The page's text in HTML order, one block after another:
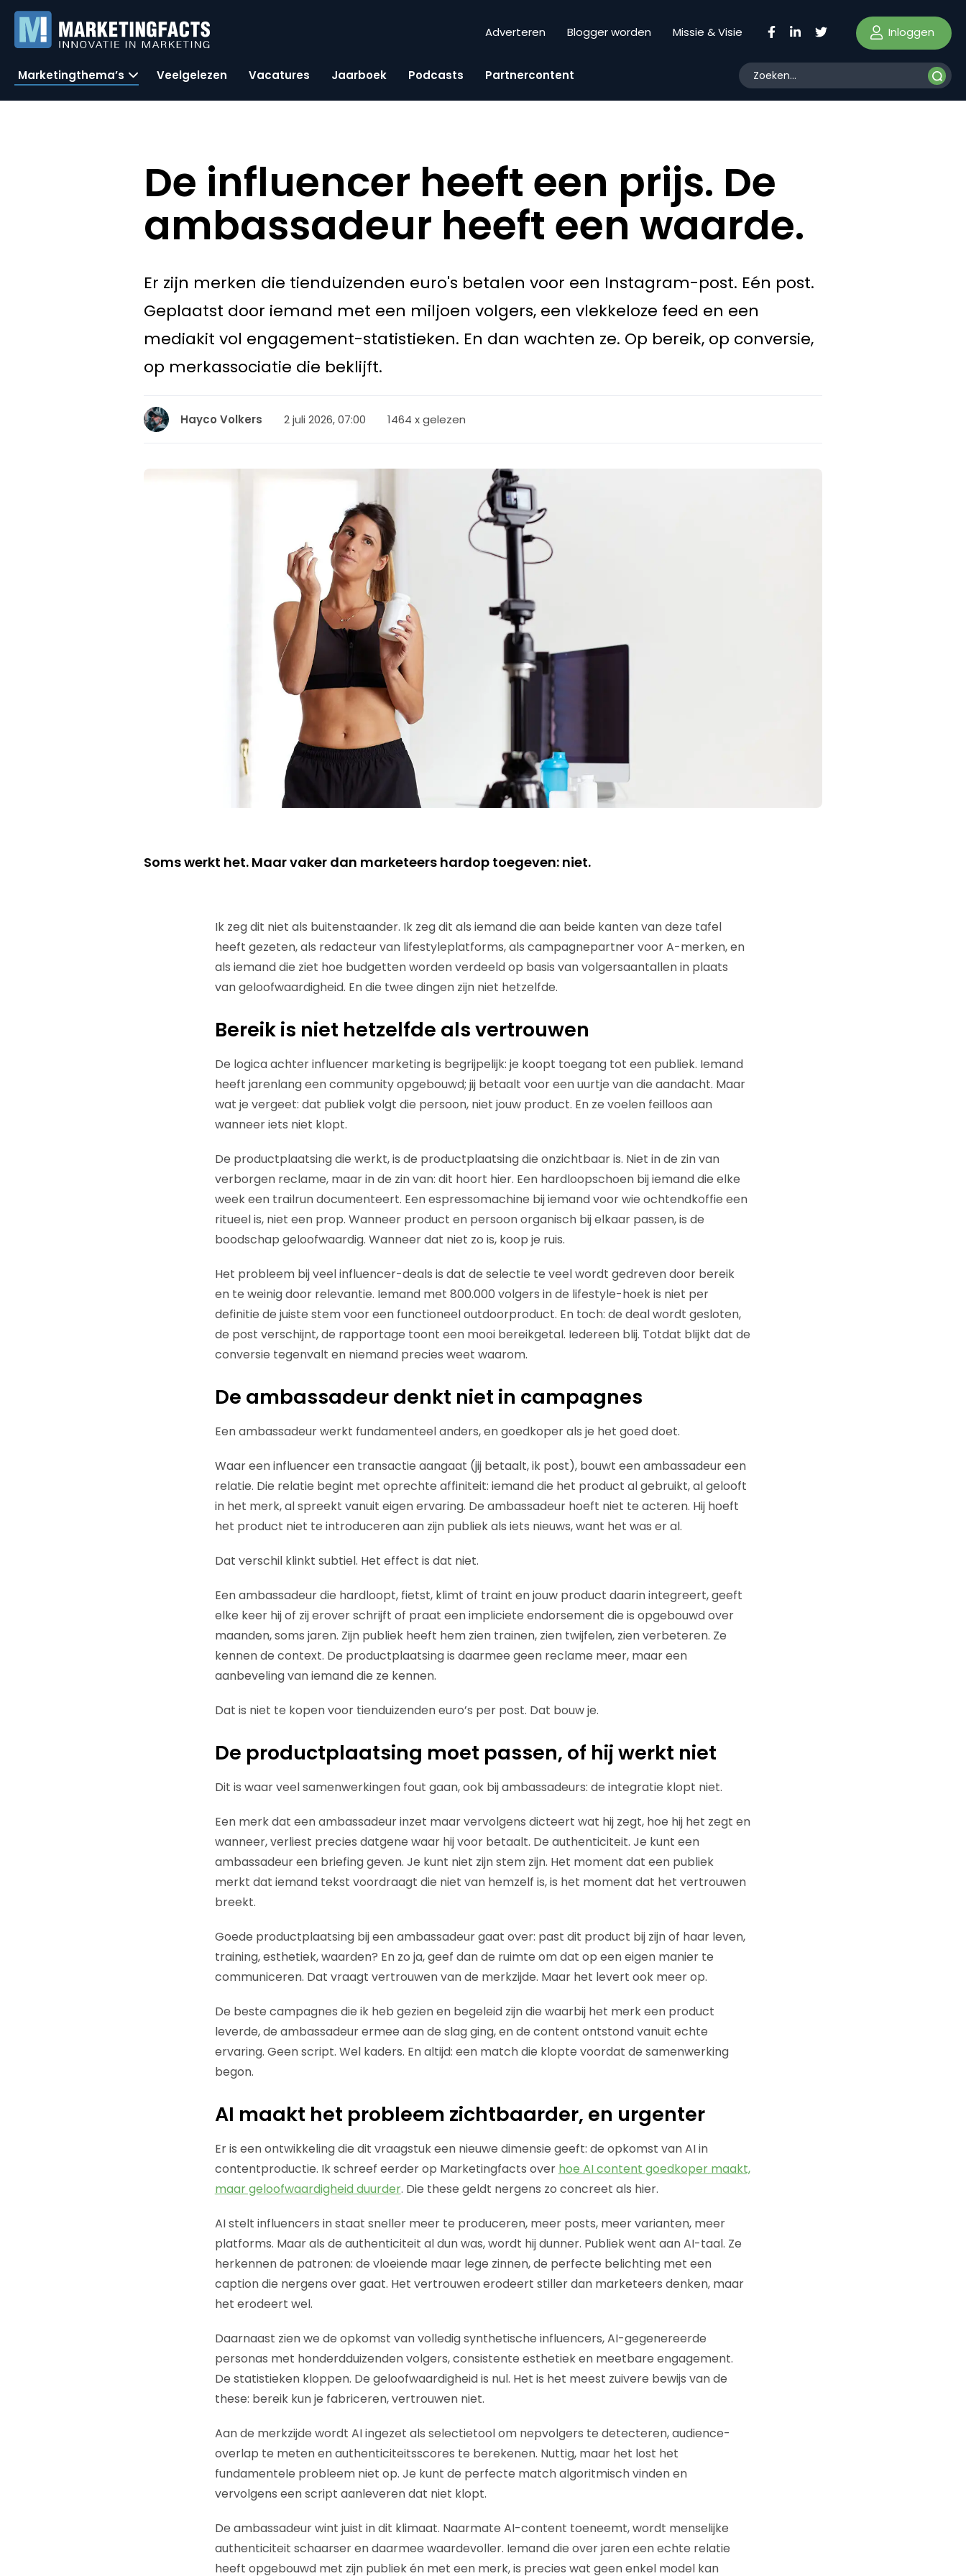
Adverteren Blogger worden Missie & Visie Inloggen
Marketingthema’s Veelgelezen Vacatures Jaarboek Podcasts Partnercontent
De influencer heeft een prijs. De
ambassadeur heeft een waarde.
Er zijn merken die tienduizenden euro's betalen voor een Instagram-post. Eén post.
Geplaatst door iemand met een miljoen volgers, een vlekkeloze feed en een
mediakit vol engagement-statistieken. En dan wachten ze. Op bereik, op conversie,
op merkassociatie die beklijft.
Hayco Volkers 2 juli 2026, 07:00 1464 x gelezen
Soms werkt het. Maar vaker dan marketeers hardop toegeven: niet.
Ik zeg dit niet als buitenstaander. Ik zeg dit als iemand die aan beide kanten van deze tafel
heeft gezeten, als redacteur van lifestyleplatforms, als campagnepartner voor A-merken, en
als iemand die ziet hoe budgetten worden verdeeld op basis van volgersaantallen in plaats
van geloofwaardigheid. En die twee dingen zijn niet hetzelfde.
Bereik is niet hetzelfde als vertrouwen
De logica achter influencer marketing is begrijpelijk: je koopt toegang tot een publiek. Iemand
heeft jarenlang een community opgebouwd; jij betaalt voor een uurtje van die aandacht. Maar
wat je vergeet: dat publiek volgt die persoon, niet jouw product. En ze voelen feilloos aan
wanneer iets niet klopt.
De productplaatsing die werkt, is de productplaatsing die onzichtbaar is. Niet in de zin van
verborgen reclame, maar in de zin van: dit hoort hier. Een hardloopschoen bij iemand die elke
week een trailrun documenteert. Een espressomachine bij iemand voor wie ochtendkoffie een
ritueel is, niet een prop. Wanneer product en persoon organisch bij elkaar passen, is de
boodschap geloofwaardig. Wanneer dat niet zo is, koop je ruis.
Het probleem bij veel influencer-deals is dat de selectie te veel wordt gedreven door bereik
en te weinig door relevantie. Iemand met 800.000 volgers in de lifestyle-hoek is niet per
definitie de juiste stem voor een functioneel outdoorproduct. En toch: de deal wordt gesloten,
de post verschijnt, de rapportage toont een mooi bereikgetal. Iedereen blij. Totdat blijkt dat de
conversie tegenvalt en niemand precies weet waarom.
De ambassadeur denkt niet in campagnes
Een ambassadeur werkt fundamenteel anders, en goedkoper als je het goed doet.
Waar een influencer een transactie aangaat (jij betaalt, ik post), bouwt een ambassadeur een
relatie. Die relatie begint met oprechte affiniteit: iemand die het product al gebruikt, al gelooft
in het merk, al spreekt vanuit eigen ervaring. De ambassadeur hoeft niet te acteren. Hij hoeft
het product niet te introduceren aan zijn publiek als iets nieuws, want het was er al.
Dat verschil klinkt subtiel. Het effect is dat niet.
Een ambassadeur die hardloopt, fietst, klimt of traint en jouw product daarin integreert, geeft
elke keer hij of zij erover schrijft of praat een impliciete endorsement die is opgebouwd over
maanden, soms jaren. Zijn publiek heeft hem zien trainen, zien twijfelen, zien verbeteren. Ze
kennen de context. De productplaatsing is daarmee geen reclame meer, maar een
aanbeveling van iemand die ze kennen.
Dat is niet te kopen voor tienduizenden euro’s per post. Dat bouw je.
De productplaatsing moet passen, of hij werkt niet
Dit is waar veel samenwerkingen fout gaan, ook bij ambassadeurs: de integratie klopt niet.
Een merk dat een ambassadeur inzet maar vervolgens dicteert wat hij zegt, hoe hij het zegt en
wanneer, verliest precies datgene waar hij voor betaalt. De authenticiteit. Je kunt een
ambassadeur een briefing geven. Je kunt niet zijn stem zijn. Het moment dat een publiek
merkt dat iemand tekst voordraagt die niet van hemzelf is, is het moment dat het vertrouwen
breekt.
Goede productplaatsing bij een ambassadeur gaat over: past dit product bij zijn of haar leven,
training, esthetiek, waarden? En zo ja, geef dan de ruimte om dat op een eigen manier te
communiceren. Dat vraagt vertrouwen van de merkzijde. Maar het levert ook meer op.
De beste campagnes die ik heb gezien en begeleid zijn die waarbij het merk een product
leverde, de ambassadeur ermee aan de slag ging, en de content ontstond vanuit echte
ervaring. Geen script. Wel kaders. En altijd: een match die klopte voordat de samenwerking
begon.
AI maakt het probleem zichtbaarder, en urgenter
Er is een ontwikkeling die dit vraagstuk een nieuwe dimensie geeft: de opkomst van AI in
contentproductie. Ik schreef eerder op Marketingfacts over hoe AI content goedkoper maakt,
maar geloofwaardigheid duurder. Die these geldt nergens zo concreet als hier.
AI stelt influencers in staat sneller meer te produceren, meer posts, meer varianten, meer
platforms. Maar als de authenticiteit al dun was, wordt hij dunner. Publiek went aan AI-taal. Ze
herkennen de patronen: de vloeiende maar lege zinnen, de perfecte belichting met een
caption die nergens over gaat. Het vertrouwen erodeert stiller dan marketeers denken, maar
het erodeert wel.
Daarnaast zien we de opkomst van volledig synthetische influencers, AI-gegenereerde
personas met honderdduizenden volgers, consistente esthetiek en meetbare engagement.
De statistieken kloppen. De geloofwaardigheid is nul. Het is het meest zuivere bewijs van de
these: bereik kun je fabriceren, vertrouwen niet.
Aan de merkzijde wordt AI ingezet als selectietool om nepvolgers te detecteren, audience-
overlap te meten en authenticiteitsscores te berekenen. Nuttig, maar het lost het
fundamentele probleem niet op. Je kunt de perfecte match algoritmisch vinden en
vervolgens een script aanleveren dat niet klopt.
De ambassadeur wint juist in dit klimaat. Naarmate AI-content toeneemt, wordt menselijke
authenticiteit schaarser en daarmee waardevoller. Iemand die over jaren een echte relatie
heeft opgebouwd met zijn publiek én met een merk, is precies wat geen enkel model kan